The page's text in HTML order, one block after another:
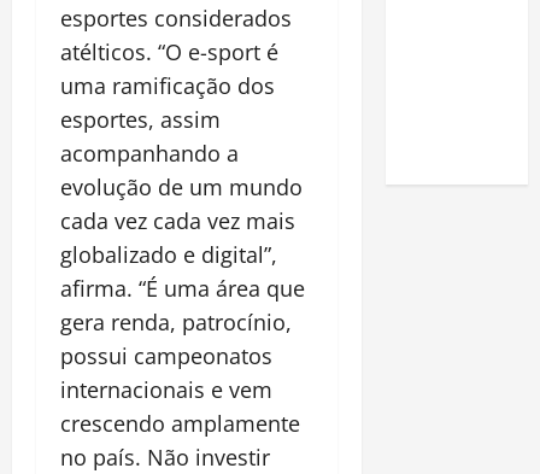
esportes considerados
atélticos. “O e-sport é
uma ramificação dos
esportes, assim
acompanhando a
evolução de um mundo
cada vez cada vez mais
globalizado e digital”,
afirma. “É uma área que
gera renda, patrocínio,
possui campeonatos
internacionais e vem
crescendo amplamente
no país. Não investir